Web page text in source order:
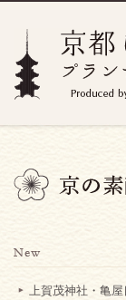
上賀茂神社・亀